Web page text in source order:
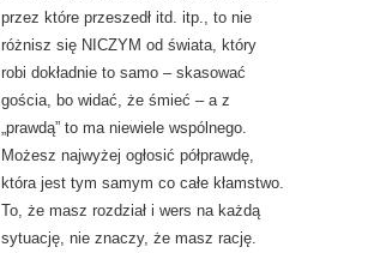
przez które przeszedł itd. itp., to nie
różnisz się NICZYM od świata, który
robi dokładnie to samo – skasować
gościa, bo widać, że śmieć – a z
„prawdą” to ma niewiele wspólnego.
Możesz najwyżej ogłosić półprawdę,
która jest tym samym co całe kłamstwo.
To, że masz rozdział i wers na każdą
sytuację, nie znaczy, że masz rację.